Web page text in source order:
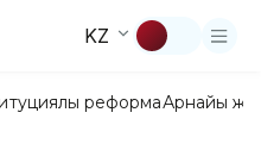
KZ
реформаАрнайы